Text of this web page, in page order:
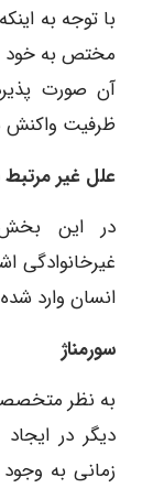
با توجه به
مختص به خود
آن صورت
ظرفیت واکنش
علل غیر مرتبط
در این
غیرخانوادگی
انسان وارد
سورمناژ
به نظر
دیگر در
زمانی به